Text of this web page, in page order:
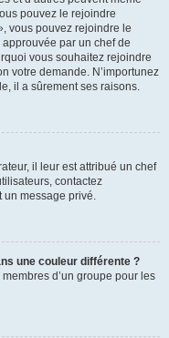
pouvez le rejoindre
vous pouvez rejoindre le
par un chef de
vous souhaitez rejoindre
votre demande. N’importunez
il a sûrement ses raisons.
il leur est attribué un chef
contactez
un message privé.
une couleur différente ?
d’un groupe pour les